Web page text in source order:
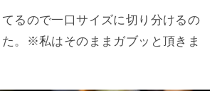
るので一口サイズに切り分けるの
。※私はそのままガブッと頂きま